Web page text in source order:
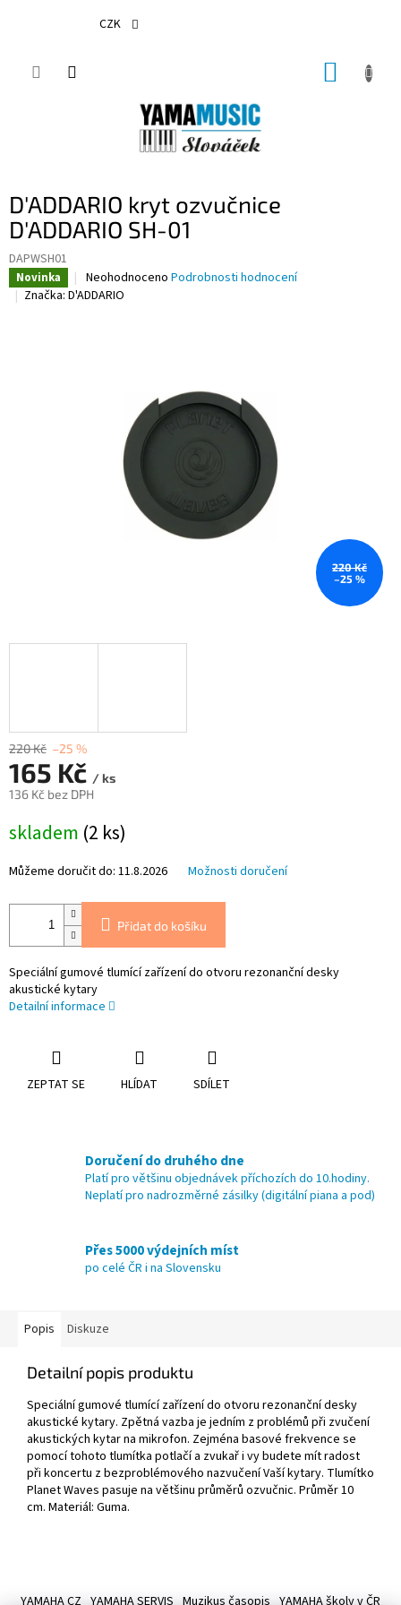
CZK
D'ADDARIO kryt ozvučnice
D'ADDARIO SH-01
DAPWSH01
Novinka
Průměrné
hodnocení
Neohodnoceno Podrobnosti hodnocení
Značka: D'ADDARIO
220 Kč
–25 %
220 Kč –25 %
165 Kč / ks
136 Kč bez DPH
cena:
skladem (2 ks)
Můžeme doručit do: 11.8.2026 Možnosti doručení
Přidat do košíku
Speciální gumové tlumící zařízení do otvoru rezonanční desky
akustické kytary
Detailní informace
ZEPTAT SE HLÍDAT SDÍLET
Doručení do druhého dne
Platí pro většinu objednávek příchozích do 10.hodiny.
Neplatí pro nadrozměrné zásilky (digitální piana a pod)
Přes 5000 výdejních míst
po celé ČR i na Slovensku
Popis Diskuze
Detailní popis produktu
Speciální gumové tlumící zařízení do otvoru rezonanční desky
akustické kytary. Zpětná vazba je jedním z problémů při zvučení
akustických kytar na mikrofon. Zejména basové frekvence se
pomocí tohoto tlumítka potlačí a zvukař i vy budete mít radost
při koncertu z bezproblémového nazvučení Vaší kytary. Tlumítko
Planet Waves pasuje na většinu průměrů ozvučnic. Průměr 10
cm. Materiál: Guma.